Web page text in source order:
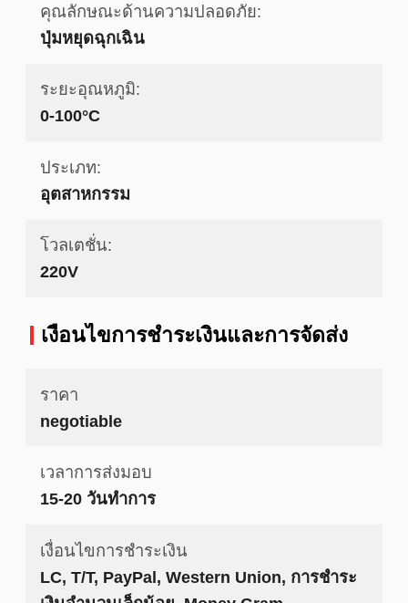
คุณลักษณะด้านความปลอดภัย:
ปุ่มหยุดฉุกเฉิน
ระยะอุณหภูมิ:
0-100°C
ประเภท:
อุตสาหกรรม
โวลเตชั่น:
220V
เงื่อนไขการชําระเงินและการจัดส่ง
ราคา
negotiable
เวลาการส่งมอบ
15-20 วันทำการ
เงื่อนไขการชำระเงิน
LC, T/T, PayPal, Western Union, การชำระ